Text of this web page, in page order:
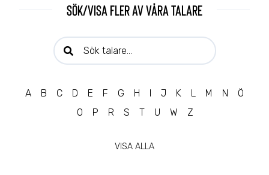
Sök/visa fler av våra talare
Sök talare:
A B C D E F G H I J K L M N
Ö
O
P R S T U W Z
VISA ALLA